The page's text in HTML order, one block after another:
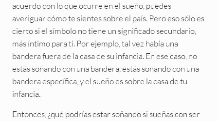
acuerdo con lo que ocurre en el sueño, puedes
averiguar cómo te sientes sobre el país. Pero eso sólo es
cierto si el símbolo no tiene un significado secundario,
más íntimo para ti. Por ejemplo, tal vez había una
bandera fuera de la casa de su infancia. En ese caso, no
estás soñando con una bandera, estás soñando con una
bandera específica, y el sueño es sobre la casa de tu
infancia.
Entonces, ¿qué podrías estar soñando si sueñas con ser